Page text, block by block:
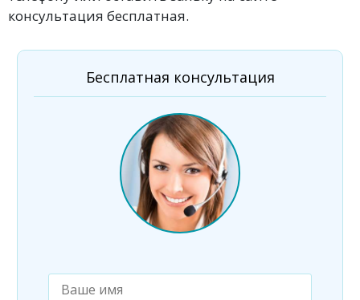
консультация бесплатная.
Бесплатная консультация